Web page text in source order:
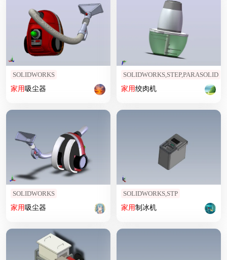
SOLIDWORKS
家用吸尘器
SOLIDWORKS,STEP,PARASOLID
家用绞肉机
SOLIDWORKS
家用吸尘器
SOLIDWORKS,STP
家用制冰机